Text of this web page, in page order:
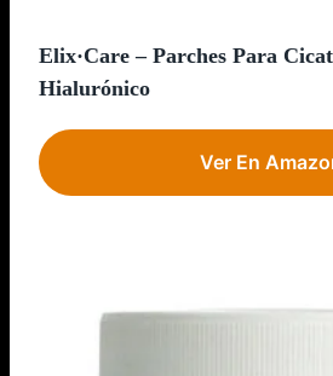
Elix·Care – Parches Para
Hialurónico
Ver En